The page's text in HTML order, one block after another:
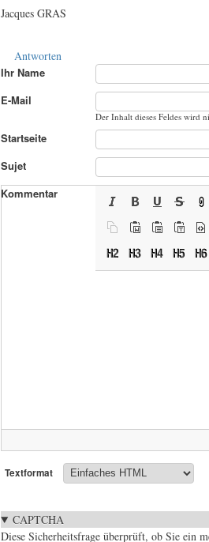
Jacques GRAS
Antworten
Ihr Name
E-Mail
Der Inhalt dieses Feldes wird
Startseite
Sujet
Kommentar
Textformat
CAPTCHA
Diese Sicherheitsfrage überprüft, ob Sie ein